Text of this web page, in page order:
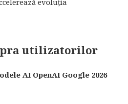
evoluția
utilizatorilor
AI OpenAI Google 2026